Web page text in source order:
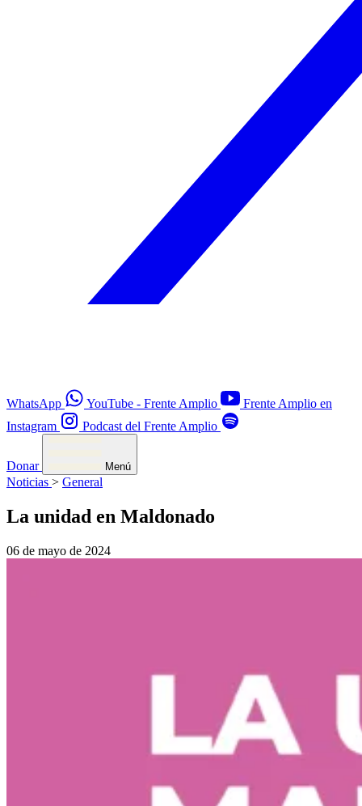
WhatsApp YouTube - Frente Amplio
Frente Amplio en
Instagram
Podcast del Frente Amplio
Donar Menú
Noticias > General
La unidad en Maldonado
06 de mayo de 2024